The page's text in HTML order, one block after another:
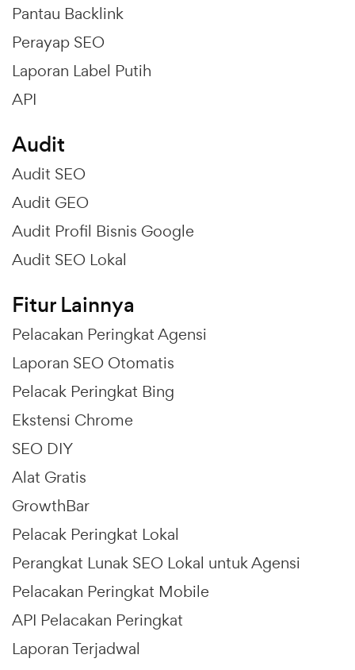
Pantau Backlink
Perayap SEO
Laporan Label Putih
API
Audit
Audit SEO
Audit GEO
Audit Profil Bisnis Google
Audit SEO Lokal
Fitur Lainnya
Pelacakan Peringkat Agensi
Laporan SEO Otomatis
Pelacak Peringkat Bing
Ekstensi Chrome
SEO DIY
Alat Gratis
GrowthBar
Pelacak Peringkat Lokal
Perangkat Lunak SEO Lokal untuk Agensi
Pelacakan Peringkat Mobile
API Pelacakan Peringkat
Laporan Terjadwal